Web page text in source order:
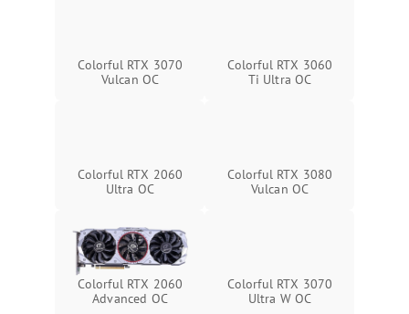
Colorful RTX 3070
Vulcan OC
Colorful RTX 3060
Ti Ultra OC
Colorful RTX 2060
Ultra OC
Colorful RTX 3080
Vulcan OC
Colorful RTX 2060
Advanced OC
Colorful RTX 3070
Ultra W OC